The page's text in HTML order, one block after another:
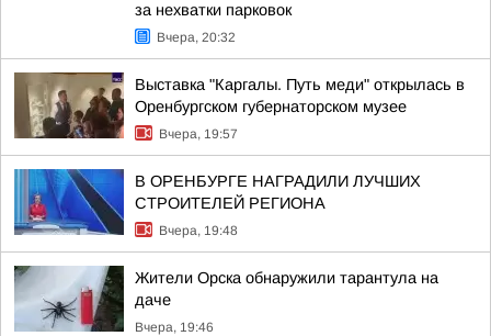
за нехватки парковок
Вчера, 20:32
Выставка "Каргалы. Путь меди" открылась в
Оренбургском губернаторском музее
Вчера, 19:57
В ОРЕНБУРГЕ НАГРАДИЛИ ЛУЧШИХ
СТРОИТЕЛЕЙ РЕГИОНА
Вчера, 19:48
Жители Орска обнаружили тарантула на
даче
Вчера, 19:46